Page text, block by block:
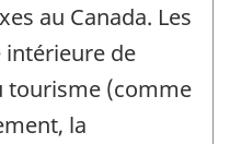
au Canada. Les
de
tourisme (comme
la